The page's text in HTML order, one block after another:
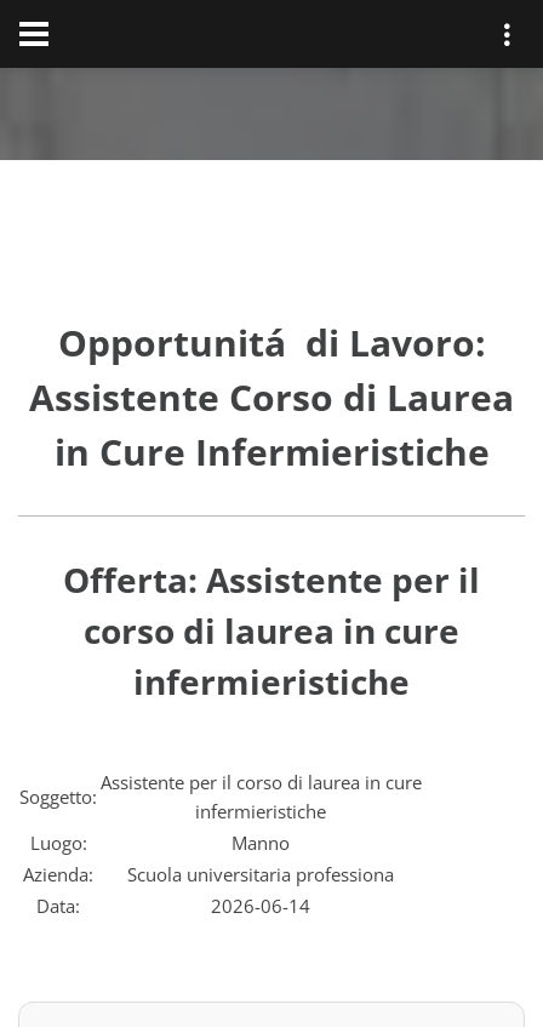
Opportunitá di Lavoro:
Assistente Corso di Laurea
in Cure Infermieristiche
Offerta: Assistente per il
corso di laurea in cure
infermieristiche
Soggetto:
Assistente per il corso di laurea in cure
infermieristiche
Luogo:
Manno
Azienda:
Scuola universitaria professiona
Data:
2026-06-14